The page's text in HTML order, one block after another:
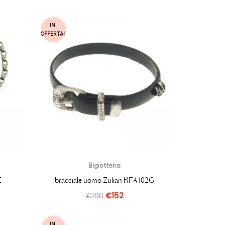
IN
OFFERTA!
Bigiotteria
bracciale uomo Zulian BFA102G
€190 €152